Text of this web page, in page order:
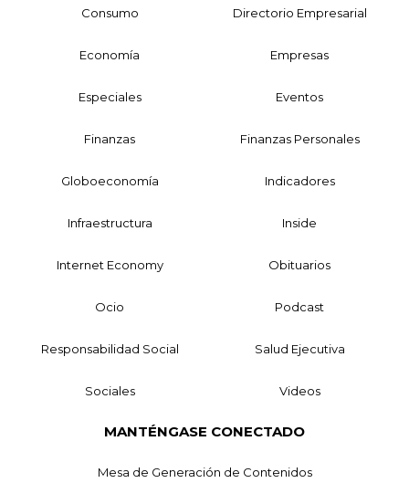
Consumo Directorio Empresarial
Economía Empresas
Especiales Eventos
Finanzas Finanzas Personales
Globoeconomía Indicadores
Infraestructura Inside
Internet Economy Obituarios
Ocio Podcast
Responsabilidad Social Salud Ejecutiva
Sociales Videos
MANTÉNGASE CONECTADO
Mesa de Generación de Contenidos